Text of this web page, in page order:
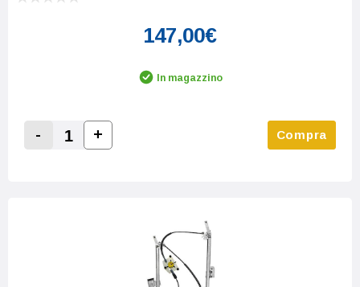
147,00€
In magazzino
Decrease Quantity:
-
Increase Quantity:
+ Compra